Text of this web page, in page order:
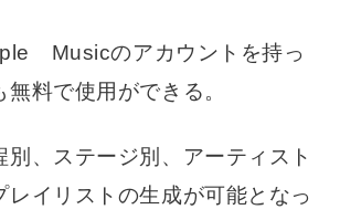
Musicのアカウントを持っ
料で使用ができる。
別、ステージ別、アーティスト
レイリストの生成が可能となっ